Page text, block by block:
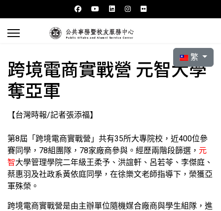
選擇你的語言
繁
跨境電商實戰營 元智大學
奪亞軍
【台灣時報/記者張添福】
第8屆「跨境電商實戰營」共有35所大專院校，近400位參
賽同學，78組團隊，78家廠商參與。經歷兩階段篩選， 元
智大學管理學院二年級王柔予、洪誼軒、呂若苓、李傑庭、
蔡惠羽及社政系黃依庭同學，在徐樂文老師指導下，榮獲亞
軍殊榮。
跨境電商實戰營是由主辦單位隨機媒合廠商與學生組隊，進